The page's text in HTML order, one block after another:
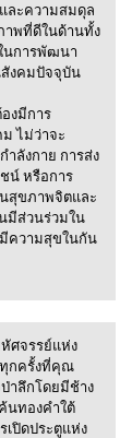
ละความสมดุล
าพที่ดีในด้านทั้ง
นการพัฒนา
งคมปัจจุบัน
งมีการ
ไม่ว่าจะ
ำลังกาย การส่ง
น์ หรือการ
สุขภาพจิตและ
มีส่วนร่วมใน
ความสุขในกัน
นั้น
ศจรรย์แห่ง
กครั้งที่คุณ
าลึกโดยมีช้าง
นทองคำใต้
ปิดประตูแห่ง